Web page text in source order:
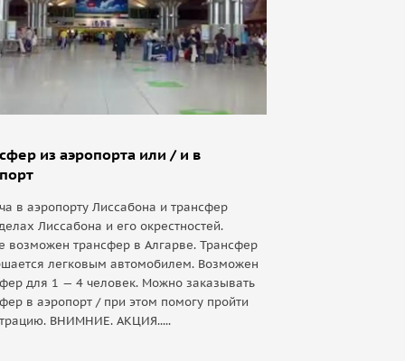
из аэропорта или / и в
в аэропорту Лиссабона и трансфер
Лиссабона и его окрестностей.
возможен трансфер в Алгарве. Трансфер
легковым автомобилем. Возможен
для 1 — 4 человек. Можно заказывать
в аэропорт / при этом помогу пройти
ВНИМНИЕ. АКЦИЯ.....